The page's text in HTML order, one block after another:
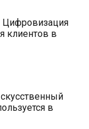
Цифровизация
клиентов в
в